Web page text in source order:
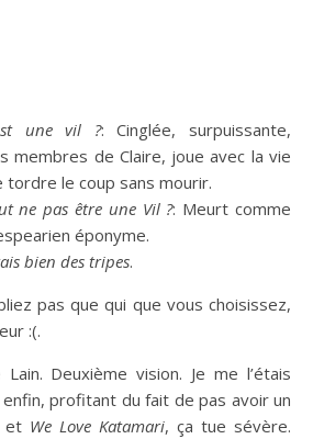
une vil ?: Cinglée, surpuissante,
membres de Claire, joue avec la vie
tordre le coup sans mourir.
ne pas être une Vil ?: Meurt comme
éponyme.
bien des tripes.
pas que qui que vous choisissez,
:(.
Deuxième vision. Je me l’étais
profitant du fait de pas avoir un
et We Love Katamari, ça tue sévère.